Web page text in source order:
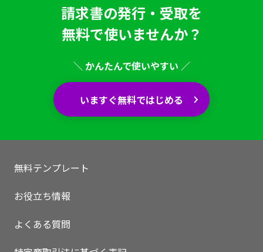
請求書の発行・受取を
無料で使いませんか？
＼ かんたんで使いやすい ／
いますぐ無料ではじめる
無料テンプレート
お役立ち情報
よくある質問